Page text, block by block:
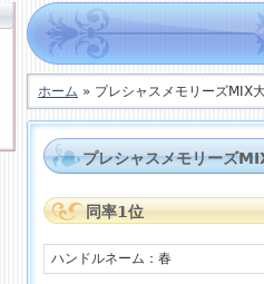
ホーム » プレシャスメモリーズMIX
プレシャスメモリーズ
同率1位
ハンドルネーム：春